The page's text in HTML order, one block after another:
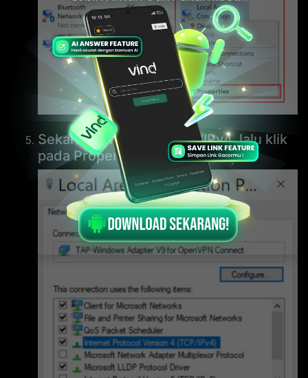
Sekarang Anda pilih TCP/IPv4, lalu klik
pada Properties.